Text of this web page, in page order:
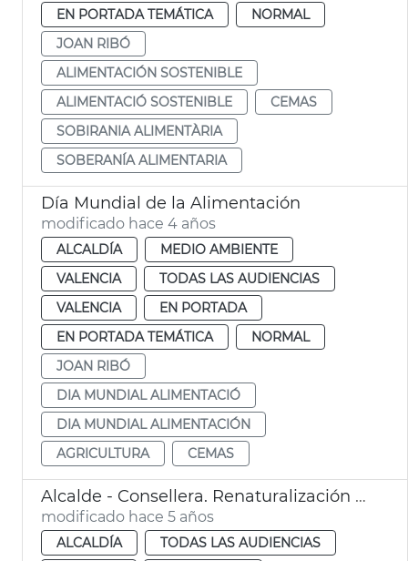
EN PORTADA TEMÁTICA
NORMAL
JOAN RIBÓ
ALIMENTACIÓN SOSTENIBLE
ALIMENTACIÓ SOSTENIBLE
CEMAS
SOBIRANIA ALIMENTÀRIA
SOBERANÍA ALIMENTARIA
Día Mundial de la Alimentación
modificado hace 4 años
ALCALDÍA
MEDIO AMBIENTE
VALENCIA
TODAS LAS AUDIENCIAS
VALENCIA
EN PORTADA
EN PORTADA TEMÁTICA
NORMAL
JOAN RIBÓ
DIA MUNDIAL ALIMENTACIÓ
DIA MUNDIAL ALIMENTACIÓN
AGRICULTURA
CEMAS
Alcalde - Consellera. Renaturalización del nuevo cauce del Túria
modificado hace 5 años
ALCALDÍA
TODAS LAS AUDIENCIAS